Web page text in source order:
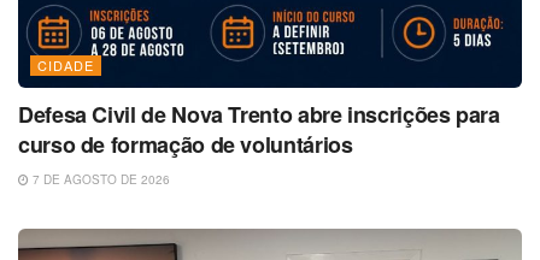
CIDADE
Defesa Civil de Nova Trento abre inscrições para
curso de formação de voluntários
7 DE AGOSTO DE 2026